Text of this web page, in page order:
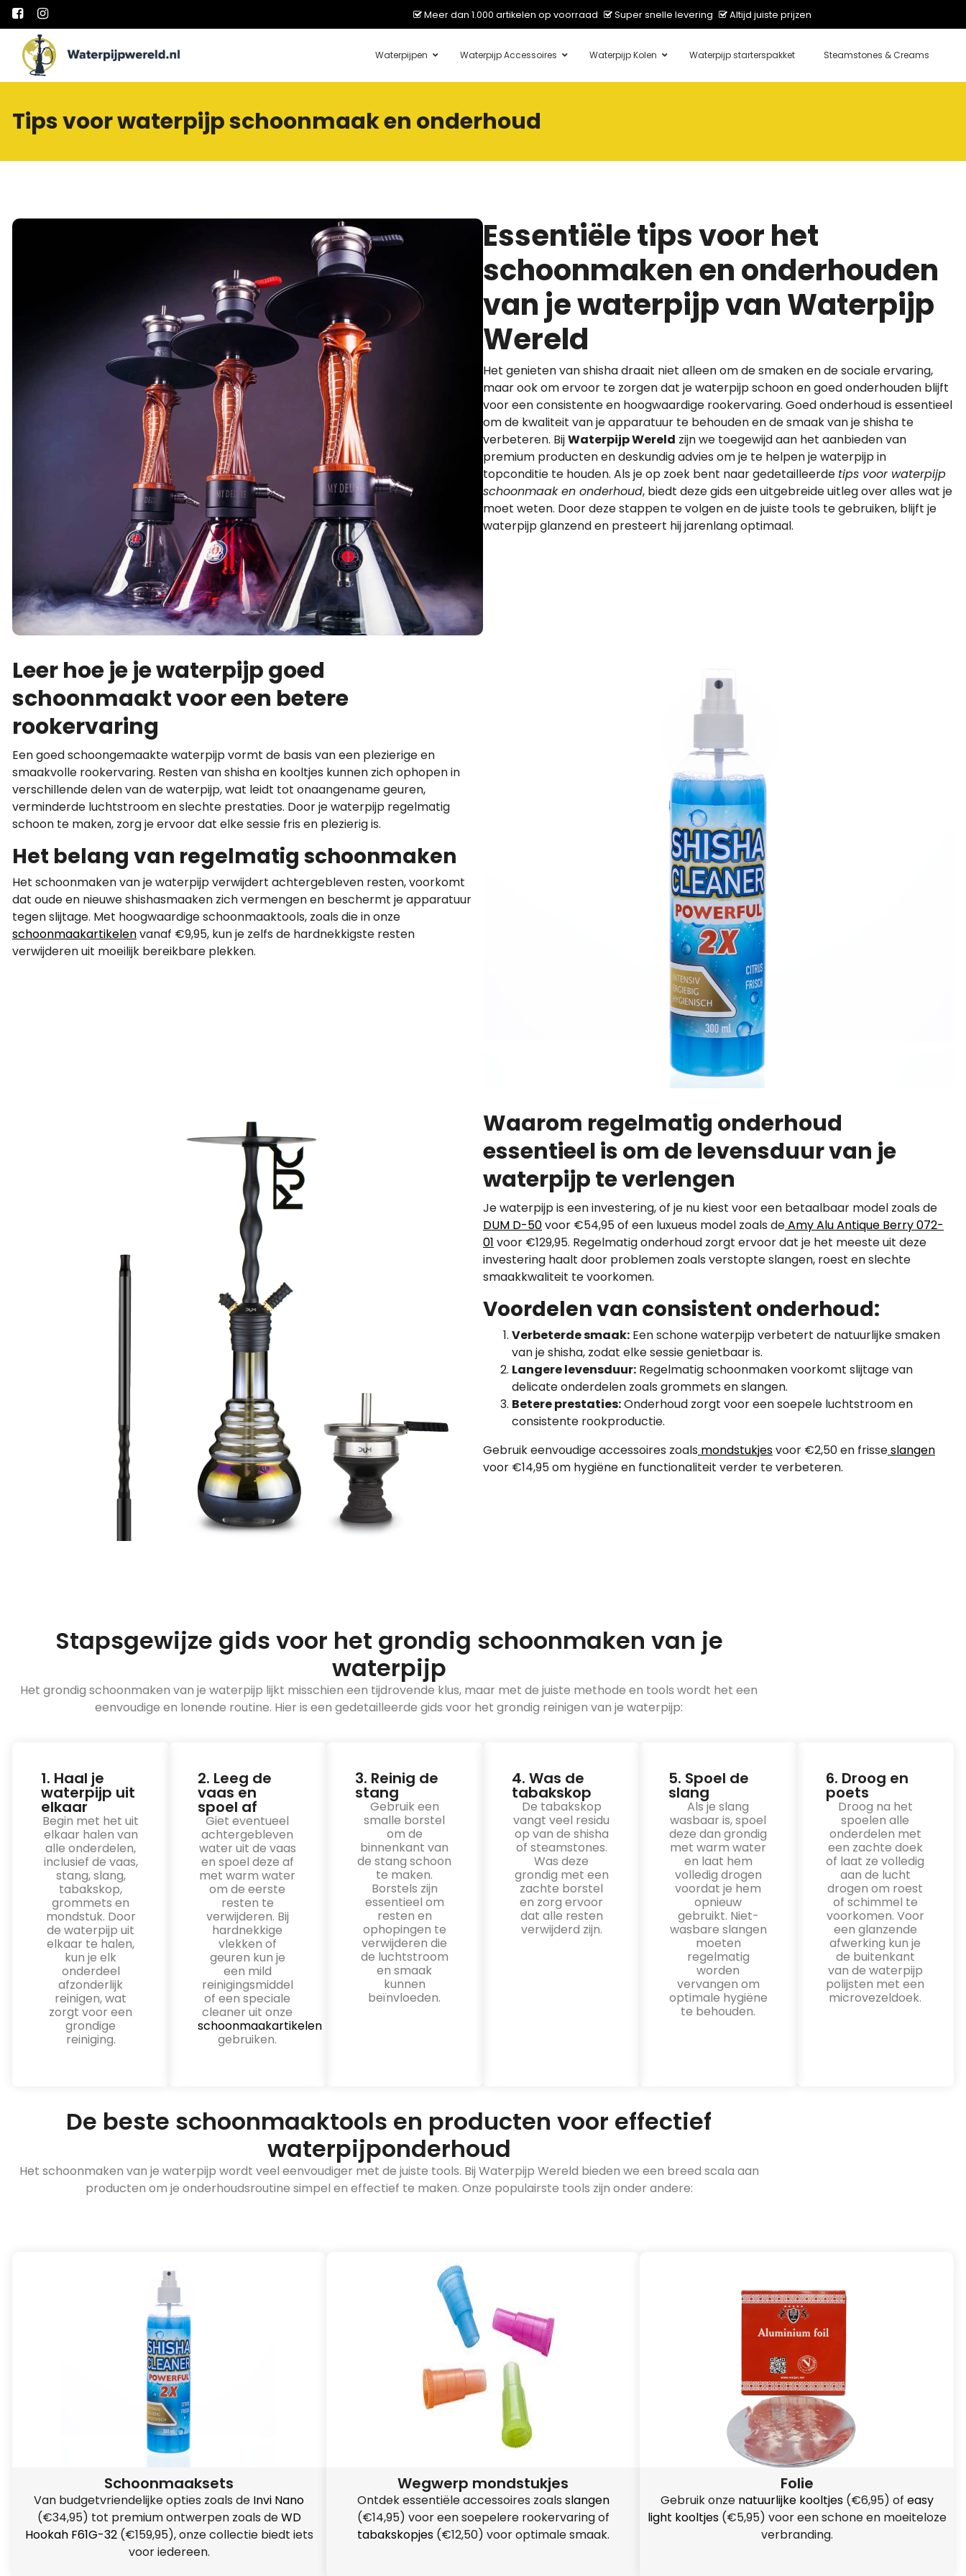
Meer dan 1.000 artikelen op voorraad Super snelle levering Altijd juiste prijzen
Main Navigation Waterpijpen Waterpijp Accessoires Waterpijp Kolen Waterpijp starterspakket Steamstones & Creams
Tips voor waterpijp schoonmaak en onderhoud
Essentiële tips voor het
schoonmaken en onderhouden
van je waterpijp van Waterpijp
Wereld
Het genieten van shisha draait niet alleen om de smaken en de sociale ervaring,
maar ook om ervoor te zorgen dat je waterpijp schoon en goed onderhouden blijft
voor een consistente en hoogwaardige rookervaring. Goed onderhoud is essentieel
om de kwaliteit van je apparatuur te behouden en de smaak van je shisha te
verbeteren. BijWaterpijp Wereld zijn we toegewijd aan het aanbieden van
premium producten en deskundig advies om je te helpen je waterpijp in
topconditie te houden. Als je op zoek bent naar gedetailleerde tips voor waterpijp
schoonmaak en onderhoud, biedt deze gids een uitgebreide uitleg over alles wat je
moet weten. Door deze stappen te volgen en de juiste tools te gebruiken, blijft je
waterpijp glanzend en presteert hij jarenlang optimaal.
Leer hoe je je waterpijp goed
schoonmaakt voor een betere
rookervaring
Een goed schoongemaakte waterpijp vormt de basis van een plezierige en
smaakvolle rookervaring. Resten van shisha en kooltjes kunnen zich ophopen in
verschillende delen van de waterpijp, wat leidt tot onaangename geuren,
verminderde luchtstroom en slechte prestaties. Door je waterpijp regelmatig
schoon te maken, zorg je ervoor dat elke sessie fris en plezierig is.
Het belang van regelmatig schoonmaken
Het schoonmaken van je waterpijp verwijdert achtergebleven resten, voorkomt
dat oude en nieuwe shishasmaaken zich vermengen en beschermt je apparatuur
tegen slijtage. Met hoogwaardige schoonmaaktools, zoals die in onze
schoonmaakartikelenvanaf €9,95, kun je zelfs de hardnekkigste resten
verwijderen uit moeilijk bereikbare plekken.
Waarom regelmatig onderhoud
essentieel is om de levensduur van je
waterpijp te verlengen
Je waterpijp is een investering, of je nu kiest voor een betaalbaar model zoals de
DUM D-50voor €54,95 of een luxueus model zoals deAmy Alu Antique Berry 072-
01 voor €129,95. Regelmatig onderhoud zorgt ervoor dat je het meeste uit deze
investering haalt door problemen zoals verstopte slangen, roest en slechte
smaakkwaliteit te voorkomen.
Voordelen van consistent onderhoud:
Verbeterde smaak: Een schone waterpijp verbetert de natuurlijke smaken
van je shisha, zodat elke sessie genietbaar is.
Langere levensduur: Regelmatig schoonmaken voorkomt slijtage van
delicate onderdelen zoals grommets en slangen.
Betere prestaties:Onderhoud zorgt voor een soepele luchtstroom en
consistente rookproductie.
Gebruik eenvoudige accessoires zoals mondstukjesvoor €2,50 en frisseslangen
voor €14,95 om hygiëne en functionaliteit verder te verbeteren.
Stapsgewijze gids voor het grondig schoonmaken van je
waterpijp
Het grondig schoonmaken van je waterpijp lijkt misschien een tijdrovende klus, maar met de juiste methode en tools wordt het een
eenvoudige en lonende routine. Hier is een gedetailleerde gids voor het grondig reinigen van je waterpijp:
1. Haal je
waterpijp uit
elkaar
Begin met het uit
elkaar halen van
alle onderdelen,
inclusief de vaas,
stang, slang,
tabakskop,
grommets en
mondstuk. Door
de waterpijp uit
elkaar te halen,
kun je elk
onderdeel
afzonderlijk
reinigen, wat
zorgt voor een
grondige
reiniging.
2. Leeg de
vaas en
spoel af
Giet eventueel
achtergebleven
water uit de vaas
en spoel deze af
met warm water
om de eerste
resten te
verwijderen. Bij
hardnekkige
vlekken of
geuren kun je
een mild
reinigingsmiddel
of een speciale
cleaner uit onze
schoonmaakartikelen
gebruiken.
3. Reinig de
stang
Gebruik een
smalle borstel
om de
binnenkant van
de stang schoon
te maken.
Borstels zijn
essentieel om
resten en
ophopingen te
verwijderen die
de luchtstroom
en smaak
kunnen
beïnvloeden.
4. Was de
tabakskop
De tabakskop
vangt veel residu
op van de shisha
of steamstones.
Was deze
grondig met een
zachte borstel
en zorg ervoor
dat alle resten
verwijderd zijn.
5. Spoel de
slang
Als je slang
wasbaar is, spoel
deze dan grondig
met warm water
en laat hem
volledig drogen
voordat je hem
opnieuw
gebruikt. Niet-
wasbare slangen
moeten
regelmatig
worden
vervangen om
optimale hygiëne
te behouden.
6. Droog en
poets
Droog na het
spoelen alle
onderdelen met
een zachte doek
of laat ze volledig
aan de lucht
drogen om roest
of schimmel te
voorkomen. Voor
een glanzende
afwerking kun je
de buitenkant
van de waterpijp
polijsten met een
microvezeldoek.
De beste schoonmaaktools en producten voor effectief
waterpijponderhoud
Het schoonmaken van je waterpijp wordt veel eenvoudiger met de juiste tools. Bij Waterpijp Wereld bieden we een breed scala aan
producten om je onderhoudsroutine simpel en effectief te maken. Onze populairste tools zijn onder andere:
Schoonmaaksets
Van budgetvriendelijke opties zoals de Invi Nano
(€34,95) tot premium ontwerpen zoals deWD
Hookah F61G-32(€159,95), onze collectie biedt iets
voor iedereen.
Wegwerp mondstukjes
Ontdek essentiële accessoires zoals slangen
(€14,95) voor een soepelere rookervaring of
tabakskopjes(€12,50) voor optimale smaak.
Folie
Gebruik onze natuurlijke kooltjes(€6,95) of easy
light kooltjes(€5,95) voor een schone en moeiteloze
verbranding.